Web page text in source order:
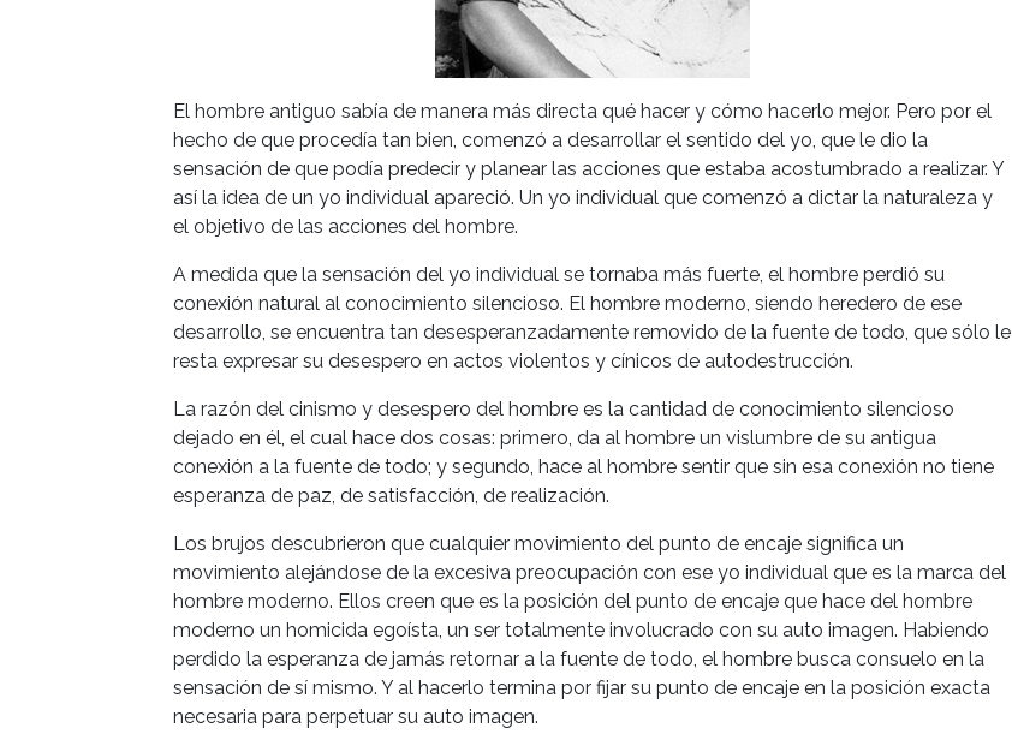
El hombre antiguo sabía de manera más directa qué hacer y cómo hacerlo mejor. Pero por el
hecho de que procedía tan bien, comenzó a desarrollar el sentido del yo, que le dio la
sensación de que podía predecir y planear las acciones que estaba acostumbrado a realizar. Y
así la idea de un yo individual apareció. Un yo individual que comenzó a dictar la naturaleza y
el objetivo de las acciones del hombre.
A medida que la sensación del yo individual se tornaba más fuerte, el hombre perdió su
conexión natural al conocimiento silencioso. El hombre moderno, siendo heredero de ese
desarrollo, se encuentra tan desesperanzadamente removido de la fuente de todo, que sólo le
resta expresar su desespero en actos violentos y cínicos de autodestrucción.
La razón del cinismo y desespero del hombre es la cantidad de conocimiento silencioso
dejado en él, el cual hace dos cosas: primero, da al hombre un vislumbre de su antigua
conexión a la fuente de todo; y segundo, hace al hombre sentir que sin esa conexión no tiene
esperanza de paz, de satisfacción, de realización.
Los brujos descubrieron que cualquier movimiento del punto de encaje significa un
movimiento alejándose de la excesiva preocupación con ese yo individual que es la marca del
hombre moderno. Ellos creen que es la posición del punto de encaje que hace del hombre
moderno un homicida egoísta, un ser totalmente involucrado con su auto imagen. Habiendo
perdido la esperanza de jamás retornar a la fuente de todo, el hombre busca consuelo en la
sensación de sí mismo. Y al hacerlo termina por fijar su punto de encaje en la posición exacta
necesaria para perpetuar su auto imagen.